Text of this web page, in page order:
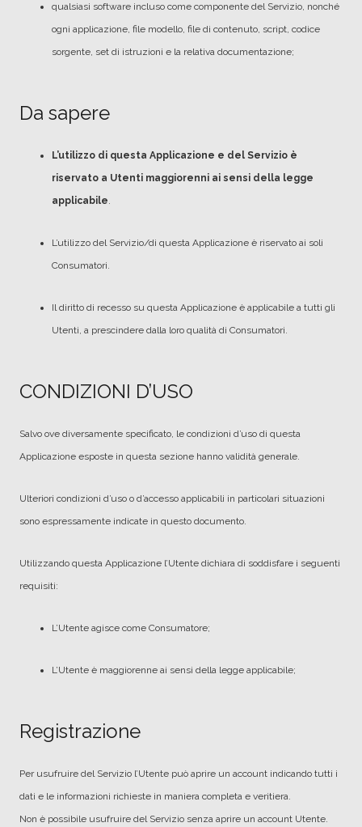
qualsiasi software incluso come componente del Servizio, nonché
ogni applicazione, file modello, file di contenuto, script, codice
sorgente, set di istruzioni e la relativa documentazione;
Da sapere
L’utilizzo di questa Applicazione e del Servizio è
riservato a Utenti maggiorenni ai sensi della legge
applicabile.
L’utilizzo del Servizio/di questa Applicazione è riservato ai soli
Consumatori.
Il diritto di recesso su questa Applicazione è applicabile a tutti gli
Utenti, a prescindere dalla loro qualità di Consumatori.
CONDIZIONI D’USO
Salvo ove diversamente specificato, le condizioni d’uso di questa
Applicazione esposte in questa sezione hanno validità generale.
Ulteriori condizioni d’uso o d’accesso applicabili in particolari situazioni
sono espressamente indicate in questo documento.
Utilizzando questa Applicazione l’Utente dichiara di soddisfare i seguenti
requisiti:
L’Utente agisce come Consumatore;
L’Utente è maggiorenne ai sensi della legge applicabile;
Registrazione
Per usufruire del Servizio l’Utente può aprire un account indicando tutti i
dati e le informazioni richieste in maniera completa e veritiera.
Non è possibile usufruire del Servizio senza aprire un account Utente.